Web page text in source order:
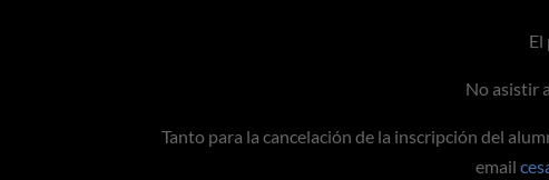
El
No asistir
Tanto para la cancelación de la inscripción del
email